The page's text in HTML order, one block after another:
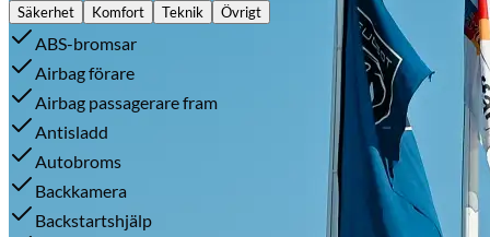
Säkerhet Komfort Teknik Övrigt
ABS-bromsar
Airbag förare
Airbag passagerare fram
Antisladd
Autobroms
Backkamera
Backstartshjälp